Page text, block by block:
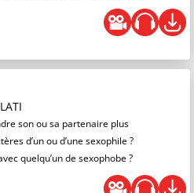
son ou sa partenaire plus
d’un ou d’une sexophile ?
quelqu’un de sexophobe ?